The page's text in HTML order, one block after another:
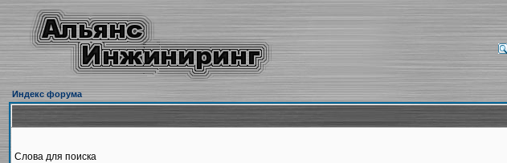
Индекс форума
Слова для поиска